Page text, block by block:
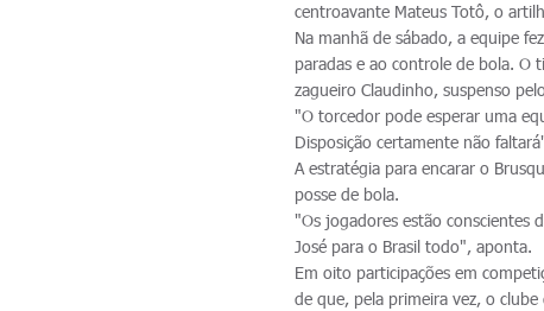
centroavante Mateus Totô, o
Na manhã de sábado, a equipe
paradas e ao controle de bola. O
zagueiro Claudinho, suspenso
"O torcedor pode esperar uma
Disposição certamente não
A estratégia para encarar o
posse de bola.
"Os jogadores estão conscientes
José para o Brasil todo", aponta.
Em oito participações em
de que, pela primeira vez, o